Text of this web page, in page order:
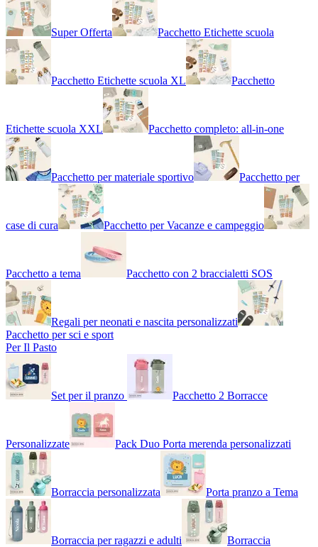
Super Offerta Pacchetto Etichette scuola
Pacchetto Etichette scuola XL Pacchetto
Etichette scuola XXL Pacchetto completo: all-in-one
Pacchetto per materiale sportivo Pacchetto per
case di cura Pacchetto per Vacanze e campeggio
Pacchetto a tema Pacchetto con 2 braccialetti SOS
Regali per neonati e nascita personalizzati
Pacchetto per sci e sport
Per Il Pasto
Set per il pranzo Pacchetto 2 Borracce
Personalizzate Pack Duo Porta merenda personalizzati
Borraccia personalizzata Porta pranzo a Tema
Borraccia per ragazzi e adulti Borraccia